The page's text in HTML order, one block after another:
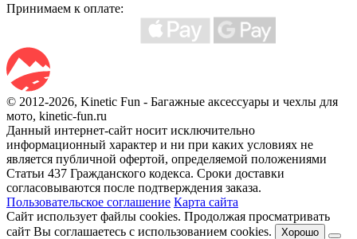
Принимаем к оплате:
© 2012-2026, Kinetic Fun - Багажные аксессуары и чехлы для
мото, kinetic-fun.ru
Данный интернет-сайт носит исключительно
информационный характер и ни при каких условиях не
является публичной офертой, определяемой положениями
Статьи 437 Гражданского кодекса. Сроки доставки
согласовываются после подтверждения заказа.
Пользовательское соглашение Карта сайта
Сайт использует файлы cookies. Продолжая просматривать
сайт Вы соглашаетесь с использованием cookies.
Хорошо